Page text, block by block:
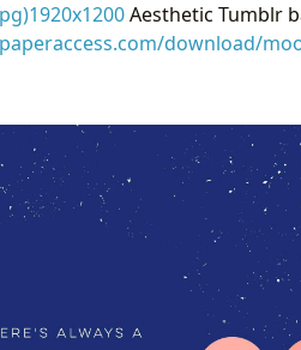
Aesthetic Tumblr
download/